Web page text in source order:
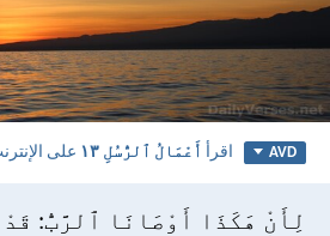
AVD اقرأ أَعْمَالُ ٱلرُّسُلِ ١٣ على
لِأَنْ هَكَذَا أَوْصَانَا ٱلرَّبُّ: